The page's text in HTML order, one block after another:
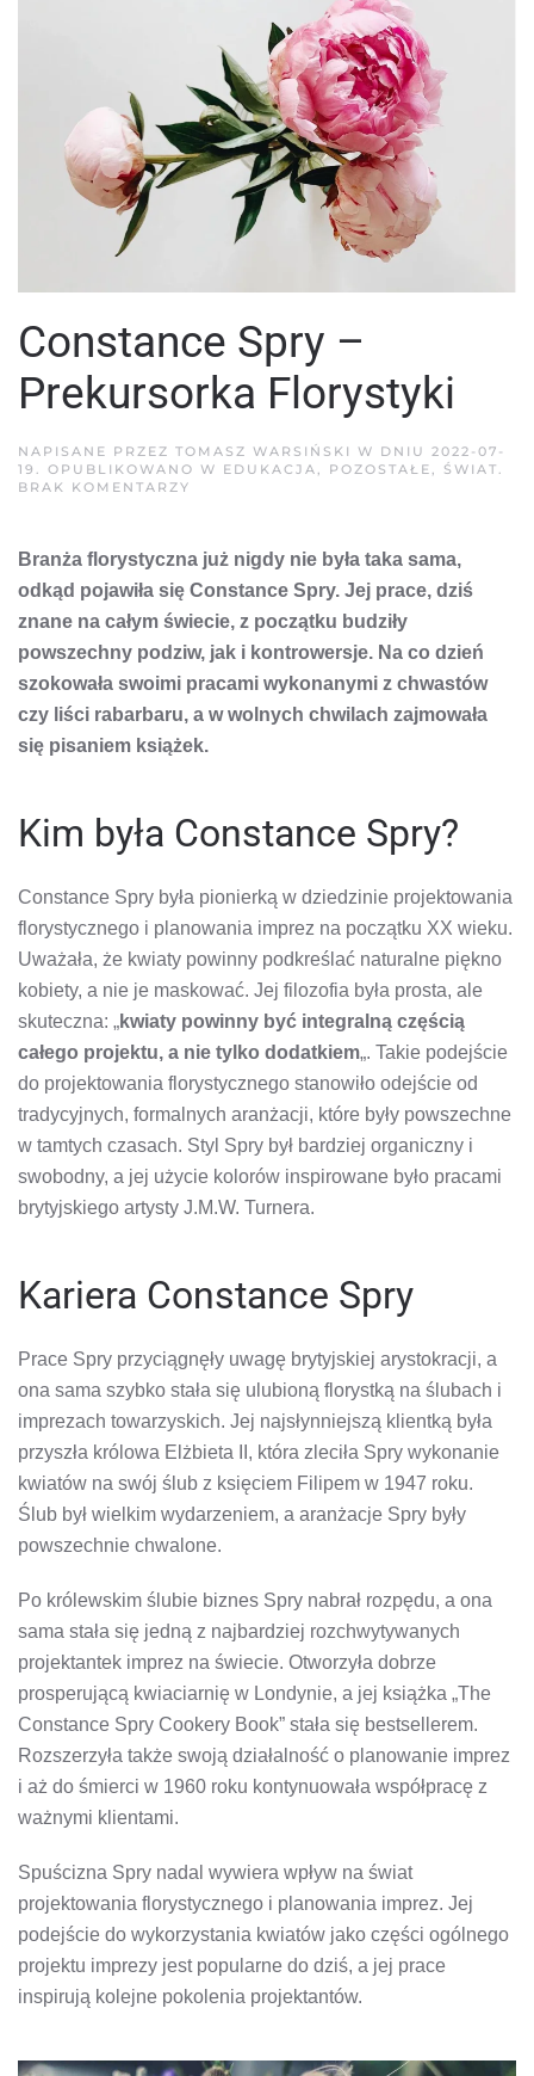
Constance Spry –
Prekursorka Florystyki
NAPISANE PRZEZ TOMASZ WARSIŃSKI W DNIU 2022-07-
19 . OPUBLIKOWANO W EDUKACJA, POZOSTAŁE, ŚWIAT.
BRAK KOMENTARZY
PREKURSORKA
Branża florystyczna już nigdy nie była taka sama,
odkąd pojawiła się Constance Spry. Jej prace, dziś
znane na całym świecie, z początku budziły
powszechny podziw, jak i kontrowersje. Na co dzień
szokowała swoimi pracami wykonanymi z chwastów
czy liści rabarbaru, a w wolnych chwilach zajmowała
się pisaniem książek.
Kim była Constance Spry?
Constance Spry była pionierką w dziedzinie projektowania
florystycznego i planowania imprez na początku XX wieku.
Uważała, że kwiaty powinny podkreślać naturalne piękno
kobiety, a nie je maskować. Jej filozofia była prosta, ale
skuteczna: „kwiaty powinny być integralną częścią
całego projektu, a nie tylko dodatkiem„. Takie podejście
do projektowania florystycznego stanowiło odejście od
tradycyjnych, formalnych aranżacji, które były powszechne
w tamtych czasach. Styl Spry był bardziej organiczny i
swobodny, a jej użycie kolorów inspirowane było pracami
brytyjskiego artysty J.M.W. Turnera.
Kariera Constance Spry
Prace Spry przyciągnęły uwagę brytyjskiej arystokracji, a
ona sama szybko stała się ulubioną florystką na ślubach i
imprezach towarzyskich. Jej najsłynniejszą klientką była
przyszła królowa Elżbieta II, która zleciła Spry wykonanie
kwiatów na swój ślub z księciem Filipem w 1947 roku.
Ślub był wielkim wydarzeniem, a aranżacje Spry były
powszechnie chwalone.
Po królewskim ślubie biznes Spry nabrał rozpędu, a ona
sama stała się jedną z najbardziej rozchwytywanych
projektantek imprez na świecie. Otworzyła dobrze
prosperującą kwiaciarnię w Londynie, a jej książka „The
Constance Spry Cookery Book” stała się bestsellerem.
Rozszerzyła także swoją działalność o planowanie imprez
i aż do śmierci w 1960 roku kontynuowała współpracę z
ważnymi klientami.
Spuścizna Spry nadal wywiera wpływ na świat
projektowania florystycznego i planowania imprez. Jej
podejście do wykorzystania kwiatów jako części ogólnego
projektu imprezy jest popularne do dziś, a jej prace
inspirują kolejne pokolenia projektantów.